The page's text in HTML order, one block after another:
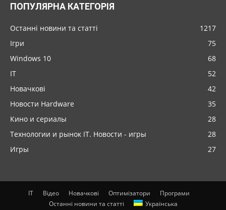
ПОПУЛЯРНА КАТЕГОРІЯ
Останні новини та статті
1217
Ігри
75
Windows 10
68
IT
52
Новачкові
42
Новости Hardware
35
Кино и сериалы
28
Технологии и рынок IT. Новости - игры
28
Игры
27
IT Відео Новачкові Оптимізатори
Програми
Останні новини та статті
Українська